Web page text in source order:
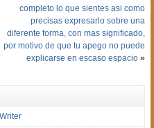
completo lo que sientes asi­ como
precisas expresarlo sobre una
diferente forma, con mas significado,
por motivo de que tu apego no puede
explicarse en escaso espacio»